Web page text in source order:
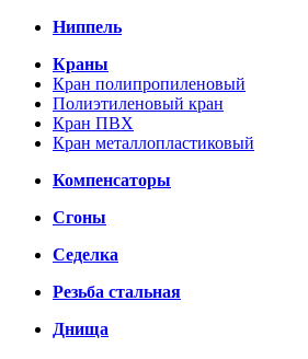
Ниппель
Краны
Кран полипропиленовый
Полиэтиленовый кран
Кран ПВХ
Кран металлопластиковый
Компенсаторы
Сгоны
Седелка
Резьба стальная
Днища